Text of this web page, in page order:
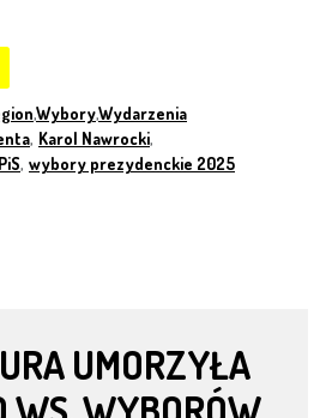
,Wybory,Wydarzenia
, Karol Nawrocki,
PiS, wybory prezydenckie 2025
UMORZYŁA